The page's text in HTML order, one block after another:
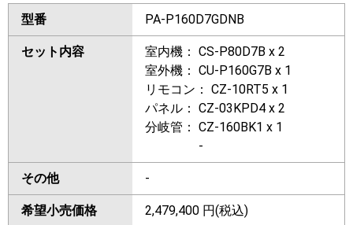
型番 PA-P160D7GDNB
セット内容
室内機： CS-P80D7B x 2
室外機： CU-P160G7B x 1
リモコン： CZ-10RT5 x 1
パネル： CZ-03KPD4 x 2
分岐管： CZ-160BK1 x 1
-
その他 -
希望小売価格 2,479,400 円(税込)